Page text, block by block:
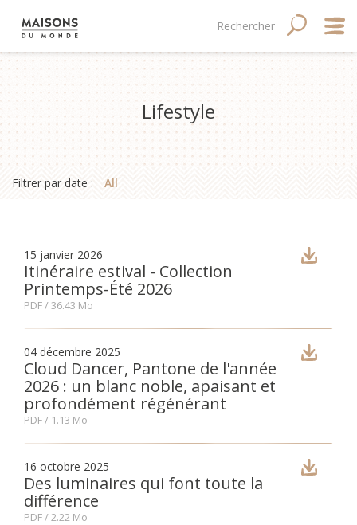
contenu
principal
Main
navigation
mobile
Navigation
principale
Lifestyle
Filtrer par date : All
15 janvier 2026
Itinéraire estival - Collection
Printemps-Été 2026
PDF/ 36.43 Mo
04 décembre 2025
Cloud Dancer, Pantone de l'année
2026 : un blanc noble, apaisant et
profondément régénérant
PDF/ 1.13 Mo
16 octobre 2025
Des luminaires qui font toute la
différence
PDF/ 2.22 Mo